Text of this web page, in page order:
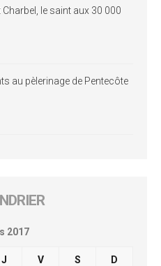
le saint aux 30 000
au pèlerinage de Pentecôte
2017
J V S D